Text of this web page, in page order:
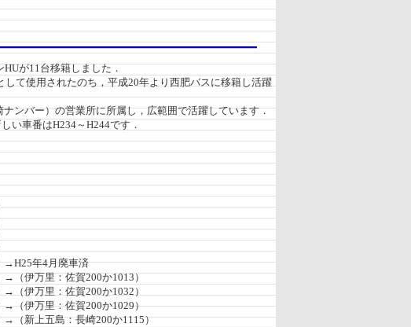
が11台移籍しました．
て使用されたのち，平成20年より西肥バスに移籍し活躍
ンバー）の営業所に所属し，広範囲で活躍しています．
い車番はH234～H244です．
→H25年4月廃車済
→（伊万里：佐賀200か1013）
（伊万里：佐賀200か1032）
→（伊万里：佐賀200か1029）
→（新上五島：長崎200か1115）